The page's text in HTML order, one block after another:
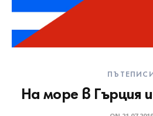
На море в Гърция